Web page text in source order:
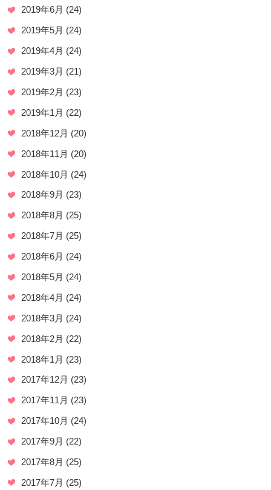
2019年6月 (24)
2019年5月 (24)
2019年4月 (24)
2019年3月 (21)
2019年2月 (23)
2019年1月 (22)
2018年12月 (20)
2018年11月 (20)
2018年10月 (24)
2018年9月 (23)
2018年8月 (25)
2018年7月 (25)
2018年6月 (24)
2018年5月 (24)
2018年4月 (24)
2018年3月 (24)
2018年2月 (22)
2018年1月 (23)
2017年12月 (23)
2017年11月 (23)
2017年10月 (24)
2017年9月 (22)
2017年8月 (25)
2017年7月 (25)